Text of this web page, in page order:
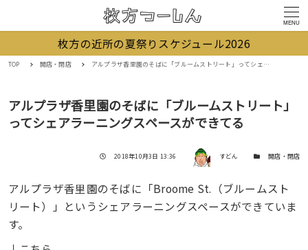
MENU
枚方の近所の夏祭りスケジュール2026
TOP 開店・閉店 アルプラザ香里園のそばに「ブルームストリート」ってシェアラーニングスペースができてる
アルプラザ香里園のそばに「ブルームストリート」
ってシェアラーニングスペースができてる
投稿日
2018年10月3日 13:36 著者 すどん カテゴリー開店・閉店
アルプラザ香里園のそばに「Broome St.（ブルームスト
リート）」というシェアラーニングスペースができていま
す。